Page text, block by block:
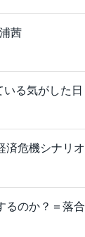
茜
る気がした日
済危機シナリオ
るのか？＝落合